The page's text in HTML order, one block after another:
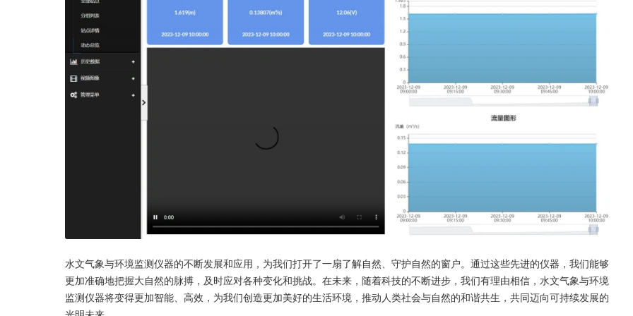
水文气象与环境监测仪器的不断发展和应用，为我们打开了一扇了解自然、守护自然的窗户。通过这些先进的仪器，我们能够
更加准确地把握大自然的脉搏，及时应对各种变化和挑战。在未来，随着科技的不断进步，我们有理由相信，水文气象与环境
监测仪器将变得更加智能、高效，为我们创造更加美好的生活环境，推动人类社会与自然的和谐共生，共同迈向可持续发展的